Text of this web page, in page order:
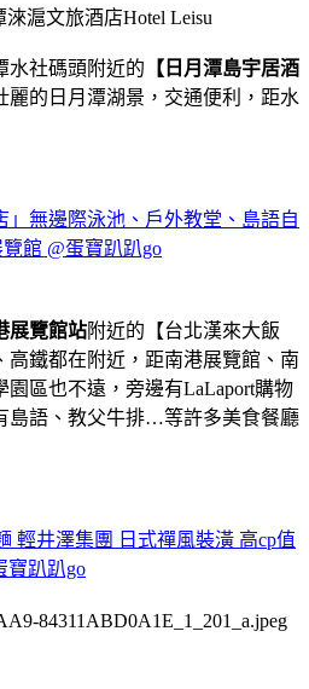
水社碼頭附近的 【日月潭島宇居酒
麗的日月潭湖景，交通便利，距水
」無邊際泳池、戶外教堂、島語自
館 @蛋寶趴趴go
展覽館站附近的【台北漢來大飯
高鐵都在附近，距南港展覽館、南
區也不遠，旁邊有LaLaport購物
島語、教父牛排…等許多美食餐廳
輕井澤集團 日式禪風裝潢 高cp值
寶趴趴go